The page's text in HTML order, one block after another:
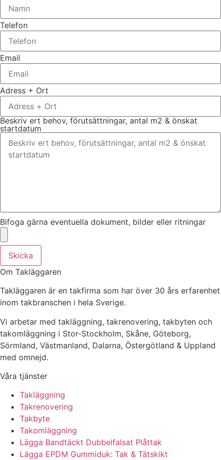
Telefon
Email
Adress + Ort
Beskriv ert behov, förutsättningar, antal m2 & önskat
startdatum
Bifoga gärna eventuella dokument, bilder eller ritningar
Skicka
Om Takläggaren
Takläggaren är en takfirma som har över 30 års erfarenhet
inom takbranschen i hela Sverige.
Vi arbetar med takläggning, takrenovering, takbyten och
takomläggning i Stor-Stockholm, Skåne, Göteborg,
Sörmland, Västmanland, Dalarna, Östergötland & Uppland
med omnejd.
Våra tjänster
Takläggning
Takrenovering
Takbyte
Takomläggning
Lägga Bandtäckt Dubbelfalsat Plåttak
Lägga EPDM Gummiduk: Tak & Tätskikt